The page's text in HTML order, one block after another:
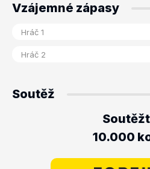
Vzájemné zápasy
Soutěž
10.000